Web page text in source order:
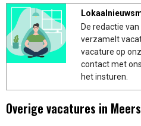
De redactie
verzamelt
vacature op
contact met
het insturen.
Overige vacatures in